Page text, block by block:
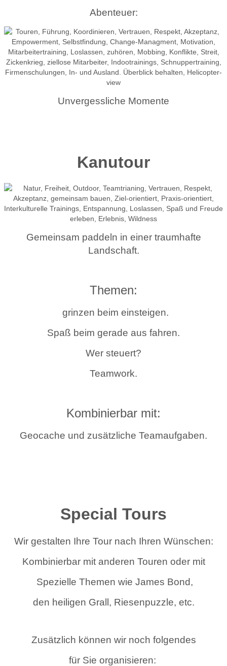
Abenteuer:
Unvergessliche Momente
Kanutour
Gemeinsam paddeln in einer traumhafte
Landschaft.
Themen:
grinzen beim einsteigen.
Spaß beim gerade aus fahren.
Wer steuert?
Teamwork.
Kombinierbar mit:
Geocache und zusätzliche Teamaufgaben.
Special Tours
Wir gestalten Ihre Tour nach Ihren Wünschen:
Kombinierbar mit anderen Touren oder mit
Spezielle Themen wie James Bond,
den heiligen Grall, Riesenpuzzle, etc.
Zusätzlich können wir noch folgendes
für Sie organisieren: